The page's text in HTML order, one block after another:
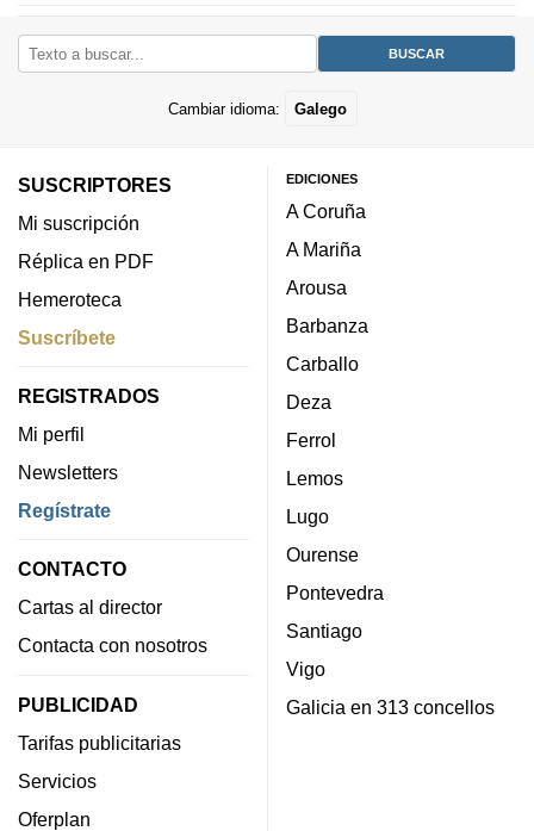
Cambiar idioma: Galego
SUSCRIPTORES
Mi suscripción
Réplica en PDF
Hemeroteca
Suscríbete
REGISTRADOS
Mi perfil
Newsletters
Regístrate
CONTACTO
Cartas al director
Contacta con nosotros
PUBLICIDAD
Tarifas publicitarias
Servicios
Oferplan
EDICIONES
A Coruña
A Mariña
Arousa
Barbanza
Carballo
Deza
Ferrol
Lemos
Lugo
Ourense
Pontevedra
Santiago
Vigo
Galicia en 313 concellos